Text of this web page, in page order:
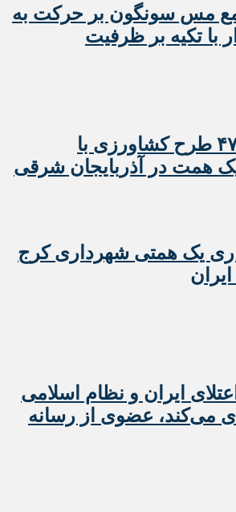
مس سونگون بر حرکت به
با تکیه بر ظرفیت
بهره‌برداری از ۴۷ طرح کشاورزی با
همت در آذربایجان شرقی
یک همتی شهرداری کرج
ایران و نظام اسلامی
می‌کند، عضوی از رسانه